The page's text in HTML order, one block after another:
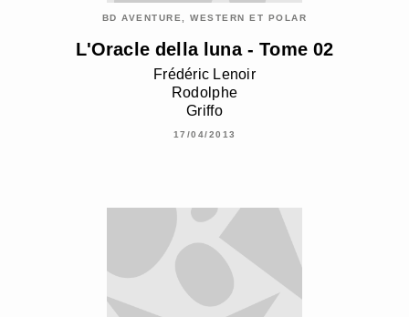
BD AVENTURE, WESTERN ET POLAR
L'Oracle della luna - Tome 02
Frédéric Lenoir
Rodolphe
Griffo
17/04/2013